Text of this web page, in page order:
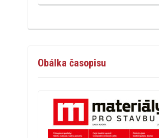
Obálka časopisu